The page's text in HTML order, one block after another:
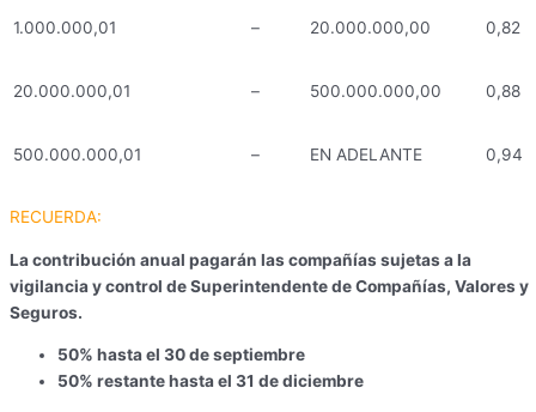
1.000.000,01 – 20.000.000,00 0,82
20.000.000,01 – 500.000.000,00 0,88
500.000.000,01 – EN ADELANTE 0,94
RECUERDA:
La contribución anual pagarán las compañías sujetas a la
vigilancia y control de Superintendente de Compañías, Valores y
Seguros.
50% hasta el 30 de septiembre
50% restante hasta el 31 de diciembre